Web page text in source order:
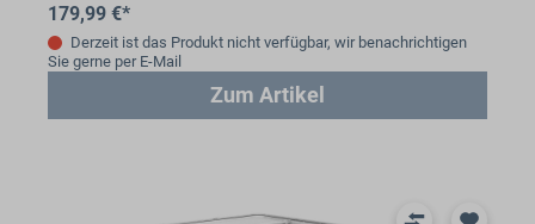
179,99 €*
Derzeit ist das Produkt nicht verfügbar, wir benachrichtigen
Sie gerne per E-Mail
Zum Artikel